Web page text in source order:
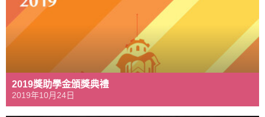
2019獎助學金頒獎典禮
2019年10月24日